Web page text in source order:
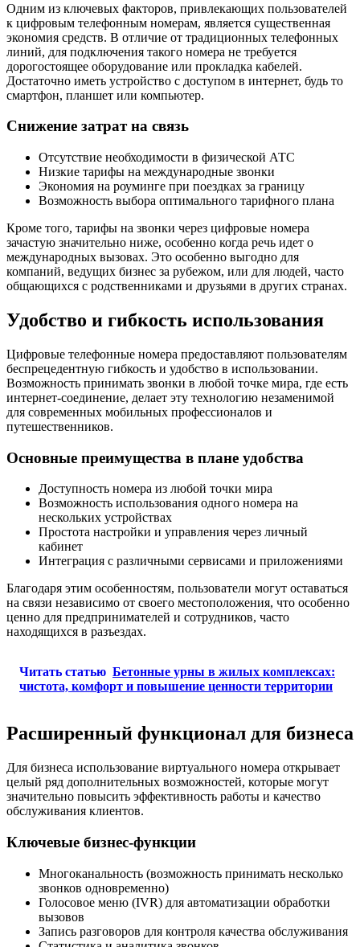
Одним из ключевых факторов, привлекающих пользователей
к цифровым телефонным номерам, является существенная
экономия средств. В отличие от традиционных телефонных
линий, для подключения такого номера не требуется
дорогостоящее оборудование или прокладка кабелей.
Достаточно иметь устройство с доступом в интернет, будь то
смартфон, планшет или компьютер.
Снижение затрат на связь
Отсутствие необходимости в физической АТС
Низкие тарифы на международные звонки
Экономия на роуминге при поездках за границу
Возможность выбора оптимального тарифного плана
Кроме того, тарифы на звонки через цифровые номера
зачастую значительно ниже, особенно когда речь идет о
международных вызовах. Это особенно выгодно для
компаний, ведущих бизнес за рубежом, или для людей, часто
общающихся с родственниками и друзьями в других странах.
Удобство и гибкость использования
Цифровые телефонные номера предоставляют пользователям
беспрецедентную гибкость и удобство в использовании.
Возможность принимать звонки в любой точке мира, где есть
интернет-соединение, делает эту технологию незаменимой
для современных мобильных профессионалов и
путешественников.
Основные преимущества в плане удобства
Доступность номера из любой точки мира
Возможность использования одного номера на
нескольких устройствах
Простота настройки и управления через личный
кабинет
Интеграция с различными сервисами и приложениями
Благодаря этим особенностям, пользователи могут оставаться
на связи независимо от своего местоположения, что особенно
ценно для предпринимателей и сотрудников, часто
находящихся в разъездах.
Читать статью Бетонные урны в жилых комплексах:
чистота, комфорт и повышение ценности территории
Расширенный функционал для бизнеса
Для бизнеса использование виртуального номера открывает
целый ряд дополнительных возможностей, которые могут
значительно повысить эффективность работы и качество
обслуживания клиентов.
Ключевые бизнес-функции
Многоканальность (возможность принимать несколько
звонков одновременно)
Голосовое меню (IVR) для автоматизации обработки
вызовов
Запись разговоров для контроля качества обслуживания